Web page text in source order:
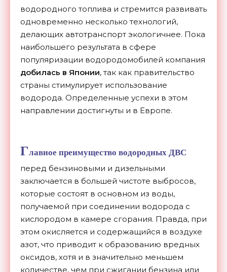
водородного топлива и стремится развивать
одновременно несколько технологий,
делающих автотранспорт экологичнее. Пока
наибольшего результата в сфере
популяризации водородомобилей компания
добилась в Японии, так как правительство
страны стимулирует использование
водорода. Определенные успехи в этом
направлении достигнуты и в Европе.
Главное преимущество водородных ДВС
перед бензиновыми и дизельными
заключается в большей чистоте выбросов,
которые состоят в основном из воды,
получаемой при соединении водорода с
кислородом в камере сгорания. Правда, при
этом окисляется и содержащийся в воздухе
азот, что приводит к образованию вредных
оксидов, хотя и в значительно меньшем
количестве, чем при сжигании бензина или